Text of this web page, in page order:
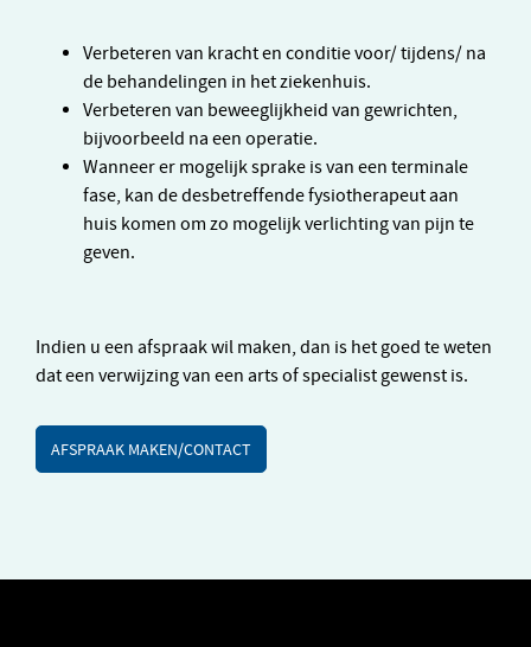
Verbeteren van kracht en conditie voor/ tijdens/ na
de behandelingen in het ziekenhuis.
Verbeteren van beweeglijkheid van gewrichten,
bijvoorbeeld na een operatie.
Wanneer er mogelijk sprake is van een terminale
fase, kan de desbetreffende fysiotherapeut aan
huis komen om zo mogelijk verlichting van pijn te
geven.
Indien u een afspraak wil maken, dan is het goed te weten
dat een verwijzing van een arts of specialist gewenst is.
AFSPRAAK MAKEN/CONTACT